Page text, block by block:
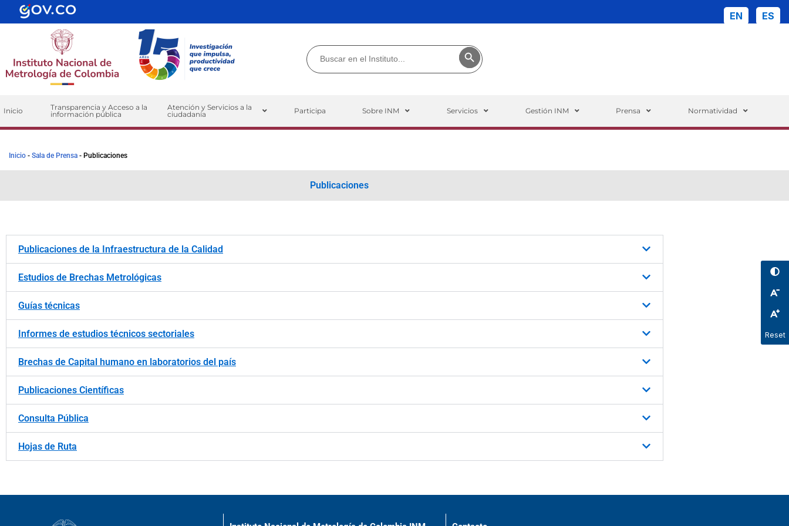
Reset
Buscar: Botón de búsqueda
Inicio
Transparencia y Acceso a la
información pública
Atención y Servicios a la
ciudadanía
Participa Sobre INM Servicios Gestión INM Prensa Normatividad
Inicio - Sala de Prensa - Publicaciones
Publicaciones
Publicaciones de la Infraestructura de la Calidad
Estudios de Brechas Metrológicas
Guías técnicas
Informes de estudios técnicos sectoriales
Brechas de Capital humano en laboratorios del país
Publicaciones Científicas
Consulta Pública
Hojas de Ruta
EN ES